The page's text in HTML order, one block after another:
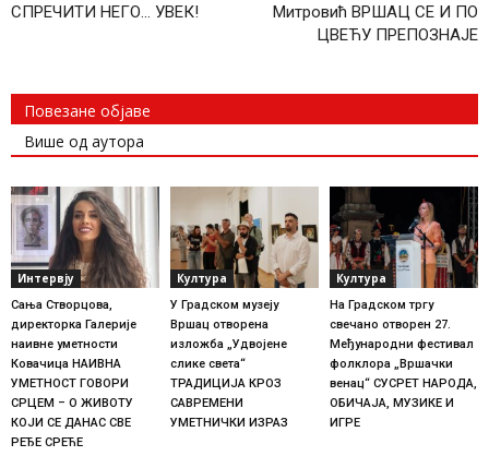
СПРЕЧИТИ НЕГО… УВЕК!
Митровић ВРШАЦ СЕ И ПО
ЦВЕЋУ ПРЕПОЗНАЈЕ
Повезане објаве
Више од аутора
Интервју
Сања Створцова,
директорка Галерије
наивне уметности
Ковачица НАИВНА
УМЕТНОСТ ГОВОРИ
СРЦЕМ – О ЖИВОТУ
КОЈИ СЕ ДАНАС СВЕ
РЕЂЕ СРЕЋЕ
Култура
У Градском музеју
Вршац отворена
изложба „Удвојене
слике света“
ТРАДИЦИЈА КРОЗ
САВРЕМЕНИ
УМЕТНИЧКИ ИЗРАЗ
Култура
На Градском тргу
свечано отворен 27.
Међународни фестивал
фолклора „Вршачки
венац“ СУСРЕТ НАРОДА,
ОБИЧАЈА, МУЗИКЕ И
ИГРЕ